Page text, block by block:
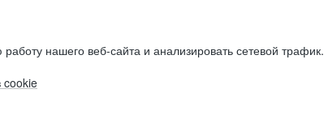
нашего веб-сайта и анализировать сетевой трафик.
cookie